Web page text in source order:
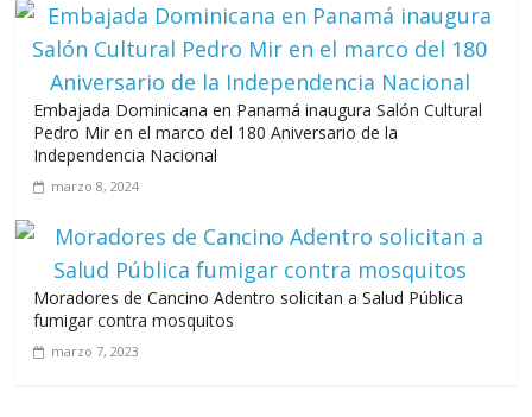
Embajada Dominicana en Panamá inaugura Salón Cultural
Pedro Mir en el marco del 180 Aniversario de la
Independencia Nacional
marzo 8, 2024
Moradores de Cancino Adentro solicitan a Salud Pública
fumigar contra mosquitos
marzo 7, 2023